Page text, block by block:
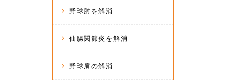
野球肘を解消
仙腸関節炎を解消
野球肩の解消